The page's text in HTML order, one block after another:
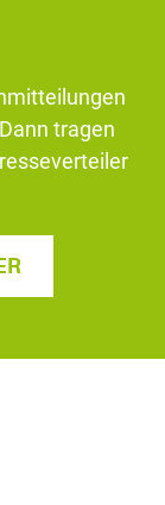
tragen